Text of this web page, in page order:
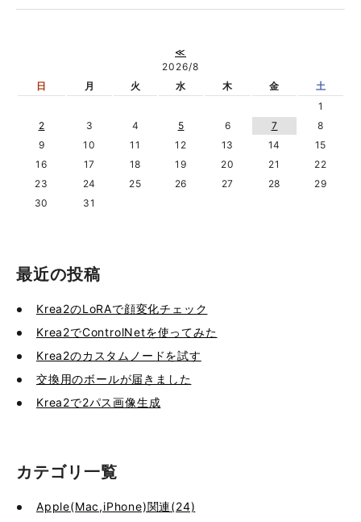
≪
2026/8
日
月 火 水 木 金
土
1
2
3 4 5 6 7
8
9
10 11 12 13 14
15
16
17 18 19 20 21
22
23
24 25 26 27 28
29
30
31
最近の投稿
Krea2のLoRAで顔変化チェック
Krea2でControlNetを使ってみた
Krea2のカスタムノードを試す
交換用のボールが届きました
Krea2で2パス画像生成
カテゴリ一覧
Apple(Mac,iPhone)関連(24)